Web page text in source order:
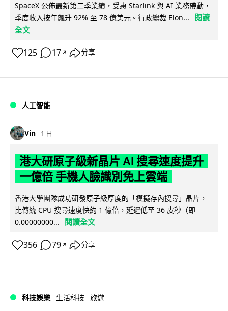
SpaceX 公佈最新第二季業績，受惠 Starlink 與 AI 業務帶動，
季度收入按年飆升 92% 至 78 億美元。行政總裁 Elon...
閱讀
全文
125 17 ↗ 分享
人工智能
Vin 1 日
港大研原子級新晶片 AI 搜尋速度提升
一億倍 手機人臉識別免上雲端
香港大學團隊成功研發原子級厚度的「模擬存內搜尋」晶片，
比傳統 CPU 搜尋速度快約 1 億倍，延遲低至 36 皮秒（即
0.00000000...
閱讀全文
356 79 ↗ 分享
科技娛樂 生活科技 旅遊